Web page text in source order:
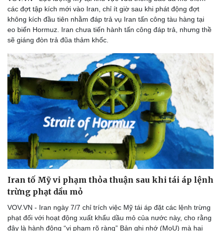
Thể thao
Bóng đá
Lịch thi đấu bóng đá
Thế giới thể thao
eSports
Hậu trường
Ô tô - Xe máy
Ô tô
Xe máy
Tư vấn
eo biển Hormuz. Iran chưa tiến hành tấn công đáp trả, nhưng thề
sẽ giáng đòn trả đũa thảm khốc.
Iran tố Mỹ vi phạm thỏa thuận sau khi tái áp lệnh
trừng phạt dầu mỏ
VOV.VN - Iran ngày 7/7 chỉ trích việc Mỹ tái áp đặt các lệnh trừng
phạt đối với hoạt động xuất khẩu dầu mỏ của nước này, cho rằng
đây là hành động “vi phạm rõ ràng” Bản ghi nhớ (MoU) mà hai
bên đạt được hồi tháng trước.